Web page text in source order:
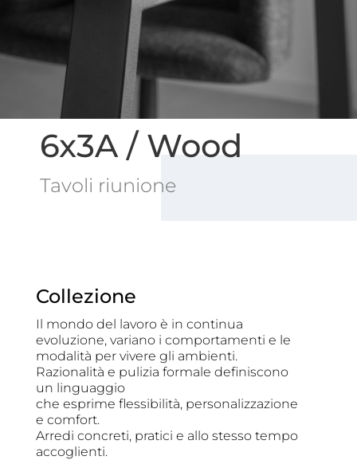
6x3A / Wood
Tavoli riunione
Collezione
Il mondo del lavoro è in continua
evoluzione, variano i comportamenti e le
modalità per vivere gli ambienti.
Razionalità e pulizia formale definiscono
un linguaggio
che esprime flessibilità, personalizzazione
e comfort.
Arredi concreti, pratici e allo stesso tempo
accoglienti.